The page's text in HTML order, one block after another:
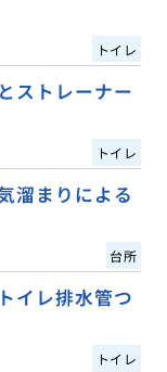
トイレ
ストレーナー
トイレ
溜まりによる
台所
イレ排水管つ
トイレ